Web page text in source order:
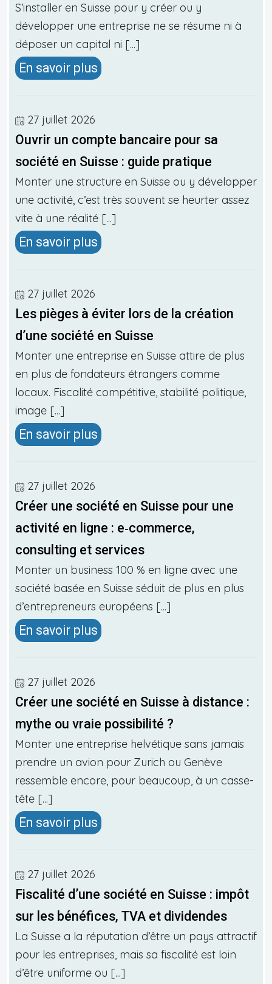
S’installer en Suisse pour y créer ou y
développer une entreprise ne se résume ni à
déposer un capital ni [...]
En savoir plus
27 juillet 2026
Ouvrir un compte bancaire pour sa
société en Suisse : guide pratique
Monter une structure en Suisse ou y développer
une activité, c’est très souvent se heurter assez
vite à une réalité [...]
En savoir plus
27 juillet 2026
Les pièges à éviter lors de la création
d’une société en Suisse
Monter une entreprise en Suisse attire de plus
en plus de fondateurs étrangers comme
locaux. Fiscalité compétitive, stabilité politique,
image [...]
En savoir plus
27 juillet 2026
Créer une société en Suisse pour une
activité en ligne : e‑commerce,
consulting et services
Monter un business 100 % en ligne avec une
société basée en Suisse séduit de plus en plus
d’entrepreneurs européens [...]
En savoir plus
27 juillet 2026
Créer une société en Suisse à distance :
mythe ou vraie possibilité ?
Monter une entreprise helvétique sans jamais
prendre un avion pour Zurich ou Genève
ressemble encore, pour beaucoup, à un casse-
tête [...]
En savoir plus
27 juillet 2026
Fiscalité d’une société en Suisse : impôt
sur les bénéfices, TVA et dividendes
La Suisse a la réputation d’être un pays attractif
pour les entreprises, mais sa fiscalité est loin
d’être uniforme ou [...]